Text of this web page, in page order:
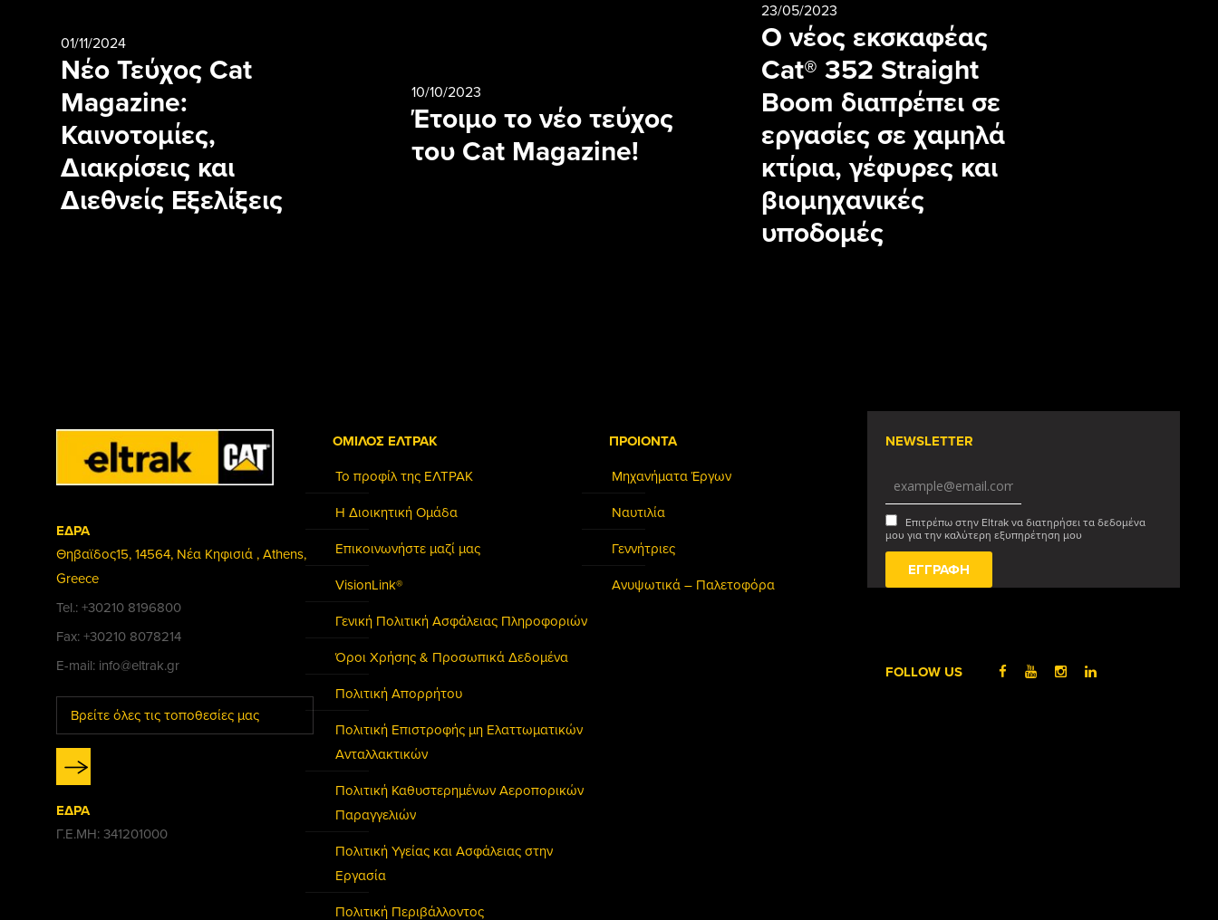
01/11/2024
Νέο Τεύχος Cat
Magazine:
Καινοτομίες,
Διακρίσεις και
Διεθνείς Εξελίξεις
10/10/2023
Έτοιμο το νέο τεύχος
του Cat Magazine!
23/05/2023
Ο νέος εκσκαφέας
Cat® 352 Straight
Boom διαπρέπει σε
εργασίες σε χαμηλά
κτίρια, γέφυρες και
βιομηχανικές
υποδομές
ΕΔΡΑ
Θηβαϊδος15, 14564, Νέα Κηφισιά , Athens,
Greece
Tel.: +30210 8196800
Fax: +30210 8078214
E-mail: info@eltrak.gr
Βρείτε όλες τις τοποθεσίες μας
ΕΔΡΑ
Γ.Ε.ΜΗ: 341201000
ΟΜΙΛΟΣ ΕΛΤΡΑΚ
Το προφίλ της ΕΛΤΡΑΚ
Η Διοικητική Ομάδα
Επικοινωνήστε μαζί μας
VisionLink®
Γενική Πολιτική Ασφάλειας Πληροφοριών
Όροι Χρήσης & Προσωπικά Δεδομένα
Πολιτική Απορρήτου
Πολιτική Επιστροφής μη Ελαττωματικών
Ανταλλακτικών
Πολιτική Καθυστερημένων Αεροπορικών
Παραγγελιών
Πολιτική Υγείας και Ασφάλειας στην
Εργασία
Πολιτική Περιβάλλοντος
ΠΡΟΙΟΝΤΑ
Μηχανήματα Έργων
Ναυτιλία
Γεννήτριες
Ανυψωτικά – Παλετοφόρα
NEWSLETTER
Επιτρέπω στην Eltrak να διατηρήσει τα δεδομένα
μου για την καλύτερη εξυπηρέτηση μου
FOLLOW US